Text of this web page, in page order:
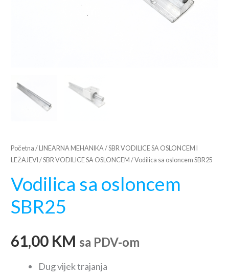
Početna / LINEARNA MEHANIKA/SBR VODILICE SA OSLONCEM I
LEŽAJEVI /SBR VODILICE SA OSLONCEM / Vodilica sa osloncem SBR25
Vodilica sa osloncem
SBR25
61,00 KM sa PDV-om
Dug vijek trajanja